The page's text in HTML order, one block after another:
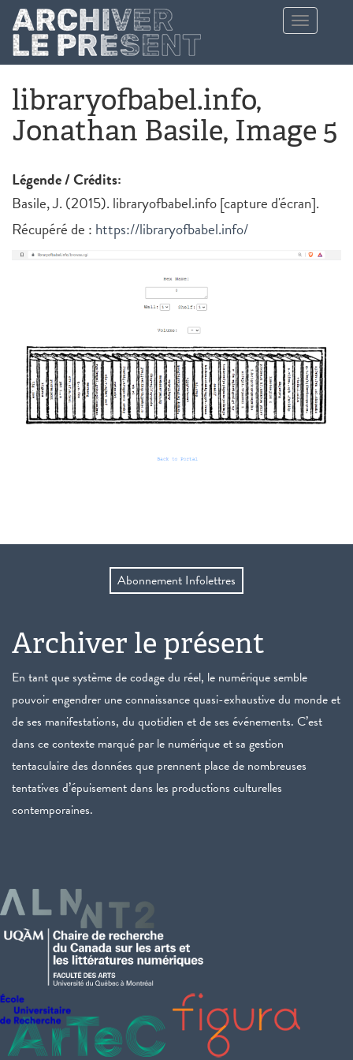
Aller au contenu principal
Toggle
navigation
libraryofbabel.info,
Jonathan Basile, Image 5
Légende / Crédits:
Basile, J. (2015). libraryofbabel.info [capture d'écran].
Récupéré de : https://libraryofbabel.info/
Abonnement Infolettres
Archiver le présent
En tant que système de codage du réel, le numérique semble
pouvoir engendrer une connaissance quasi-exhaustive du monde et
de ses manifestations, du quotidien et de ses événements. C’est
dans ce contexte marqué par le numérique et sa gestion
tentaculaire des données que prennent place de nombreuses
tentatives d’épuisement dans les productions culturelles
contemporaines.